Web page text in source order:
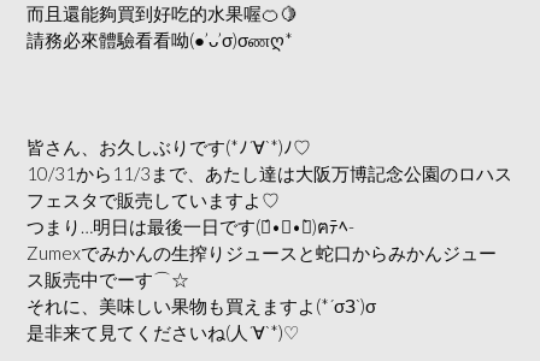
而且還能夠買到好吃的水果喔🍊🍋
請務必來體驗看看呦(●’ᴗ’σ)σணღ*
皆さん、お久しぶりです(*ﾉ´∀`*)ﾉ♡
10/31から11/3まで、あたし達は大阪万博記念公園のロハス
フェスタで販売していますよ♡
つまり…明日は最後一日です(๑́•∀•๑̀)ฅﾃﾍ-
Zumexでみかんの生搾りジュースと蛇口からみかんジュー
ス販売中でーす⌒☆
それに、美味しい果物も買えますよ(*´σЗ`)σ
是非来て見てくださいね(人´∀`*)♡